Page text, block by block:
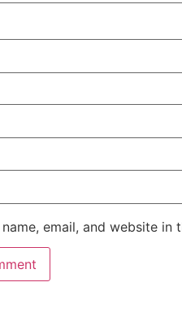
name, email, and website